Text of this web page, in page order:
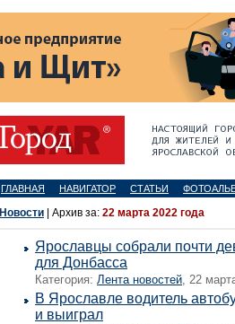
ГЛАВНАЯ НАВИГАТОР СТАТЬИ
Новости | Архив за: 22 марта 2022 года
Ярославцы собрали почти
для Донбасса
Категория: Лента новостей, 22
В Ярославле водитель
и выиграл